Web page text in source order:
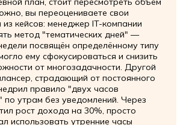
вы переоцениваете свои
кейсов: менеджер IT-компании
метод "тематических дней" —
посвящён определённому типу
ему сфокусироваться и снизить
от многозадачности. Другой
страдающий от постоянного
правило "двух часов
по утрам без уведомлений. Через
рост дохода на 30%, просто
использовать утренние часы